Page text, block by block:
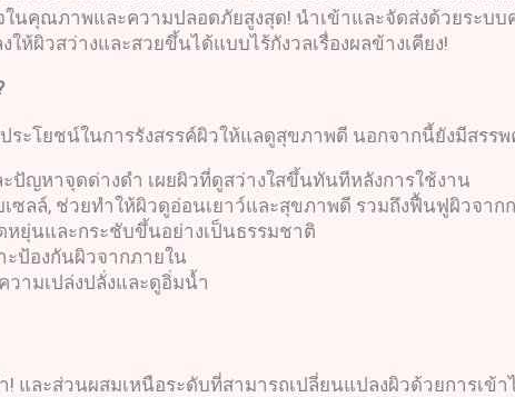
นคุณภาพและความปลอดภัยสูงสุด! นำเข้าและจัดส่งด้วยระบ
ห้ผิวสว่างและสวยขึ้นได้แบบไร้กังวลเรื่องผลข้างเคียง!
ะโยชน์ในการรังสรรค์ผิวให้แลดูสุขภาพดี นอกจากนี้ยังมีสรร
ปัญหาจุดด่างดำ เผยผิวที่ดูสว่างใสขึ้นทันทีหลังการใช้งาน
ซลล์, ช่วยทำให้ผิวดูอ่อนเยาว์และสุขภาพดี รวมถึงฟื้นฟูผิวจา
หยุ่นและกระชับขึ้นอย่างเป็นธรรมชาติ
ะป้องกันผิวจากภายใน
ามเปล่งปลั่งและดูอิ่มน้ำ
! และส่วนผสมเหนือระดับที่สามารถเปลี่ยนแปลงผิวด้วยการเ